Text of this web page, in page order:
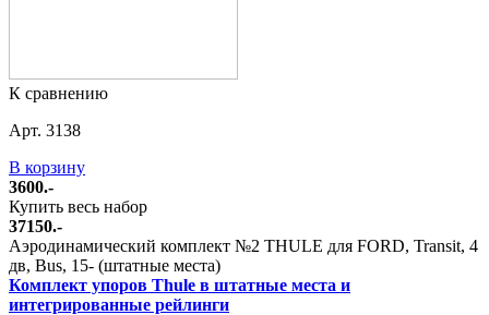
К сравнению
Арт. 3138
В корзину
3600.-
Купить весь набор
37150.-
Аэродинамический комплект №2 THULE для FORD, Transit, 4
дв, Bus, 15- (штатные места)
Комплект упоров Thule в штатные места и
интегрированные рейлинги